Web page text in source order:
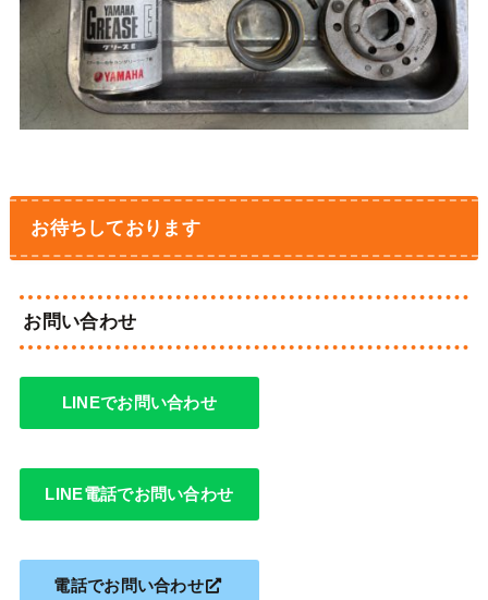
お待ちしております
お問い合わせ
LINEでお問い合わせ
LINE電話でお問い合わせ
電話でお問い合わせ